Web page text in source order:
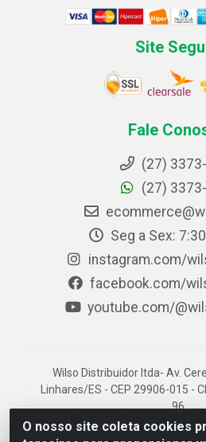
O nosso site coleta cookies
Site
Fale
(27)
(27)
Seg a Sex:
instagram.com/
facebook.com/
youtube.com/
Wilso Distribuidor ltda- Av.
Linhares/ES - CEP 29906-015 -
96